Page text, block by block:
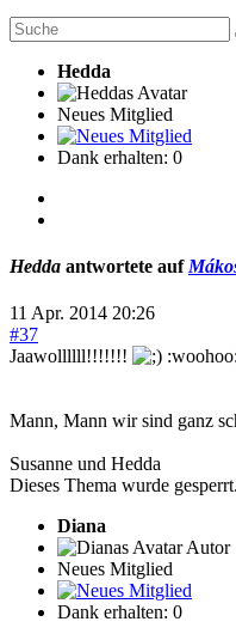
Hedda
Neues Mitglied
Dank erhalten: 0
Hedda antwortete auf
11 Apr. 2014 20:26
#37
Jaawollllll!!!!!!!
:woohoo:
Mann, Mann wir sind ganz
Susanne und Hedda
Dieses Thema wurde gesperrt.
Diana
Autor
Neues Mitglied
Dank erhalten: 0